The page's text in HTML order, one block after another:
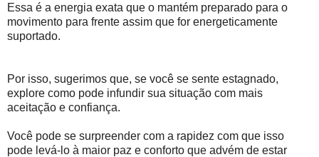
Essa é a energia exata que o mantém preparado para o
movimento para frente assim que for energeticamente
suportado.
Por isso, sugerimos que, se você se sente estagnado,
explore como pode infundir sua situação com mais
aceitação e confiança.
Você pode se surpreender com a rapidez com que isso
pode levá-lo à maior paz e conforto que advém de estar